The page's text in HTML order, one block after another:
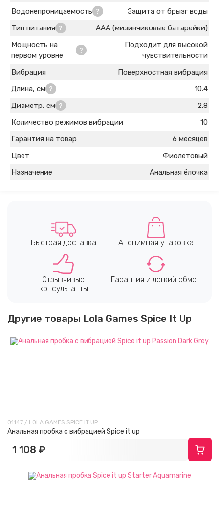
Водонепроницаемость
Защита от брызг воды
Тип питания
AAA (мизинчиковые батарейки)
Мощность на
первом уровне
Подходит для высокой
чувствительности
Вибрация
Поверхностная вибрация
Длина, см
10.4
Диаметр, см
2.8
Количество режимов вибрации
10
Гарантия на товар
6 месяцев
Цвет
Фиолетовый
Назначение
Анальная ёлочка
Быстрая доставка Анонимная упаковка
Отзывчивые
консультанты
Гарантия и лёгкий обмен
Другие товары Lola Games Spice It Up
01147 / LOLA GAMES SPICE IT UP
Анальная пробка с вибрацией Spice it up
1 108 ₽